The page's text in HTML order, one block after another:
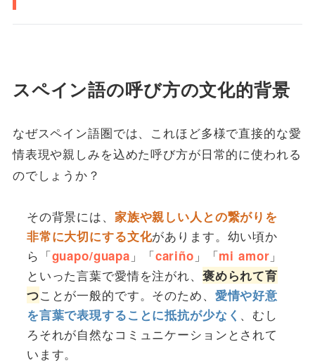
スペイン語の呼び方の文化的背景
なぜスペイン語圏では、これほど多様で直接的な愛
情表現や親しみを込めた呼び方が日常的に使われる
のでしょうか？
その背景には、 家族や親しい人との繋がりを
非常に大切にする文化があります。幼い頃か
ら「guapo/guapa 」「cariño 」「mi amor 」
といった言葉で愛情を注がれ、 褒められて育
つことが一般的です。そのため、 愛情や好意
を言葉で表現することに抵抗が少なく 、むし
ろそれが自然なコミュニケーションとされて
います。